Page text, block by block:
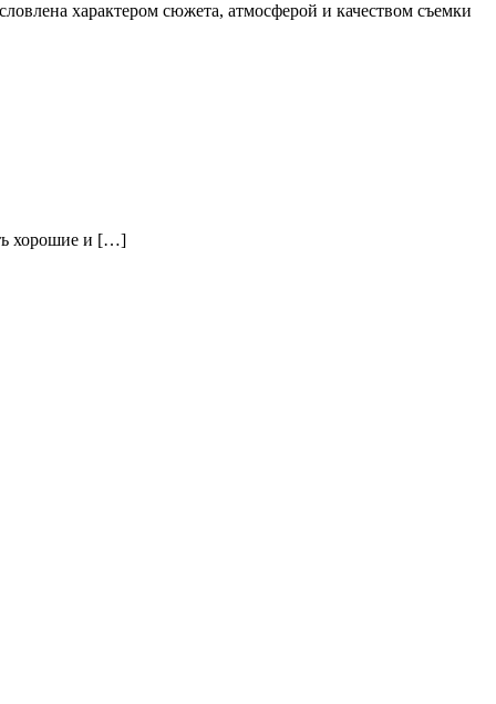
​​характером сюжета, атмосферой и качеством съемки
хорошие и […]